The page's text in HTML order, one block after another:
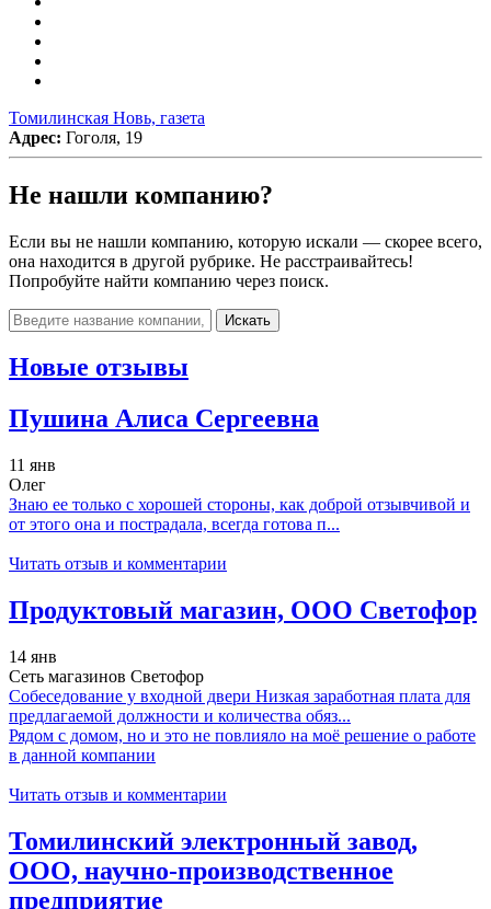
Томилинская Новь, газета
Адрес: Гоголя, 19
Не нашли компанию?
Если вы не нашли компанию, которую искали — скорее всего,
она находится в другой рубрике. Не расстраивайтесь!
Попробуйте найти компанию через поиск.
Искать
Новые отзывы
Пушина Алиса Сергеевна
11 янв
Олег
Знаю ее только с хорошей стороны, как доброй отзывчивой и
от этого она и пострадала, всегда готова п...
Читать отзыв и комментарии
Продуктовый магазин, ООО Светофор
14 янв
Сеть магазинов Светофор
Собеседование у входной двери Низкая заработная плата для
предлагаемой должности и количества обяз...
Рядом с домом, но и это не повлияло на моё решение о работе
в данной компании
Читать отзыв и комментарии
Томилинский электронный завод,
ООО, научно-производственное
предприятие